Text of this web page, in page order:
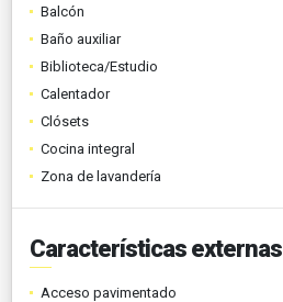
Balcón
Baño auxiliar
Biblioteca/Estudio
Calentador
Clósets
Cocina integral
Zona de lavandería
Características externas
Acceso pavimentado